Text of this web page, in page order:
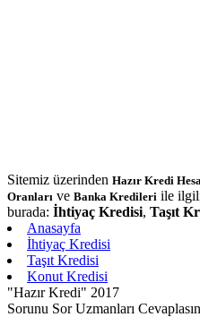
Sitemiz üzerinden Hazır Kredi
Oranları ve Banka Kredileri ile
burada: İhtiyaç Kredisi, Taşıt
Anasayfa
İhtiyaç Kredisi
Taşıt Kredisi
Konut Kredisi
"Hazır Kredi" 2017
Sorunu Sor Uzmanları Cevaplasın